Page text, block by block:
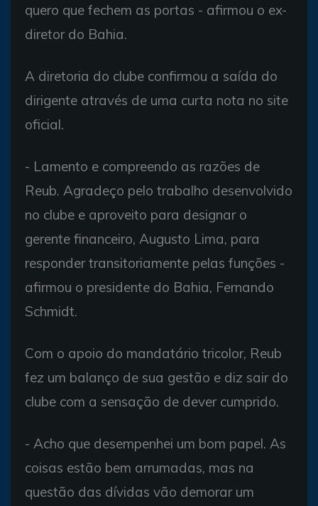
quero que fechem as portas - afirmou o ex-
diretor do Bahia.
A diretoria do clube confirmou a saída do
dirigente através de uma curta nota no site
oficial.
- Lamento e compreendo as razões de
Reub. Agradeço pelo trabalho desenvolvido
no clube e aproveito para designar o
gerente financeiro, Augusto Lima, para
responder transitoriamente pelas funções -
afirmou o presidente do Bahia, Fernando
Schmidt.
Com o apoio do mandatário tricolor, Reub
fez um balanço de sua gestão e diz sair do
clube com a sensação de dever cumprido.
- Acho que desempenhei um bom papel. As
coisas estão bem arrumadas, mas na
questão das dívidas vão demorar um